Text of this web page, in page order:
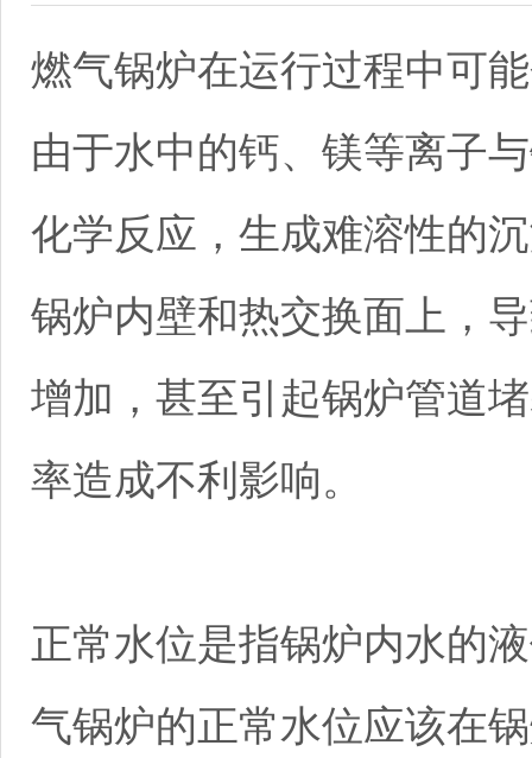
燃气锅炉在运行过程中可
由于水中的钙、镁等离子
化学反应，生成难溶性的
锅炉内壁和热交换面上，
增加，甚至引起锅炉管道
率造成不利影响。
正常水位是指锅炉内水的
气锅炉的正常水位应该在